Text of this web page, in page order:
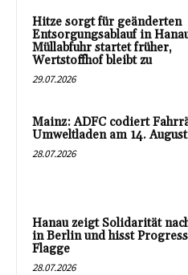
Hitze sorgt für geänderten
Entsorgungsablauf in
Müllabfuhr startet früher,
Wertstoffhof bleibt zu
29.07.2026
Mainz: ADFC codiert
Umweltladen am 14.
28.07.2026
Hanau zeigt Solidarität
in Berlin und hisst
Flagge
28.07.2026